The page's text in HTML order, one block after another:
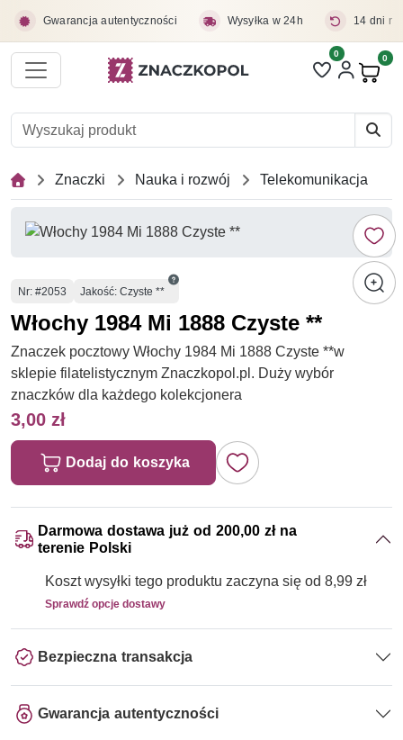
Gwarancja autentyczności Wysyłka w 24h 14 dni
Liczba pozycji
0 0
Znaczki Nauka i rozwój Telekomunikacja
Numer
Nr: #2053 Jakość: Czyste **
Włochy 1984 Mi 1888 Czyste **
Znaczek pocztowy Włochy 1984 Mi 1888 Czyste **w
sklepie filatelistycznym Znaczkopol.pl. Duży wybór
znaczków dla każdego kolekcjonera
3,00 zł
Dodaj do koszyka
Darmowa dostawa już od 200,00 zł na
terenie Polski
Koszt wysyłki tego produktu zaczyna się od 8,99 zł
Sprawdź opcje dostawy
Bezpieczna transakcja
Gwarancja autentyczności